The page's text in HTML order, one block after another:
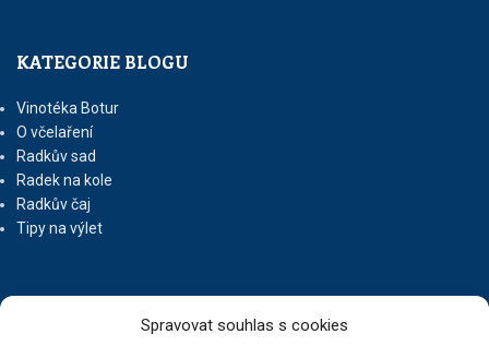
Spravovat souhlas s cookies
KATEGORIE BLOGU
Vinotéka Botur
O včelaření
Radkův sad
Radek na kole
Radkův čaj
Tipy na výlet
UŽITEČNÉ ODKAZY